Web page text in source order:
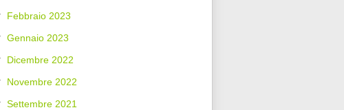
Febbraio 2023
Gennaio 2023
Dicembre 2022
Novembre 2022
Settembre 2021